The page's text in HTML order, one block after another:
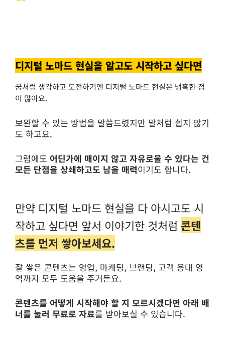
디지털 노마드 현실을 알고도 시작하고 싶다면
꿈처럼 생각하고 도전하기엔 디지털 노마드 현실은 냉혹한 점
이 많아요.
보완할 수 있는 방법을 말씀드렸지만 말처럼 쉽지 않기
도 하고요.
그럼에도 어딘가에 매이지 않고 자유로울 수 있다는 건
모든 단점을 상쇄하고도 남을 매력이기도 합니다.
만약 디지털 노마드 현실을 다 아시고도 시
작하고 싶다면 앞서 이야기한 것처럼 콘텐
츠를 먼저 쌓아보세요.
잘 쌓은 콘텐츠는 영업, 마케팅, 브랜딩, 고객 응대 영
역까지 모두 도움을 주거든요.
콘텐츠를 어떻게 시작해야 할 지 모르시겠다면 아래 배
너를 눌러 무료로 자료를 받아보실 수 있습니다.